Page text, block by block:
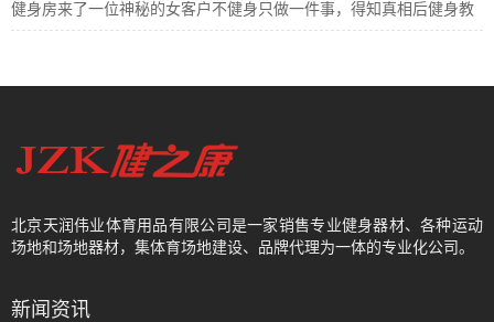
健身房来了一位神秘的女客户不健身只做一件事，得知真相后健身教
北京天润伟业体育用品有限公司是一家销售专业健身器材、各种运动
场地和场地器材，集体育场地建设、品牌代理为一体的专业化公司。
新闻资讯